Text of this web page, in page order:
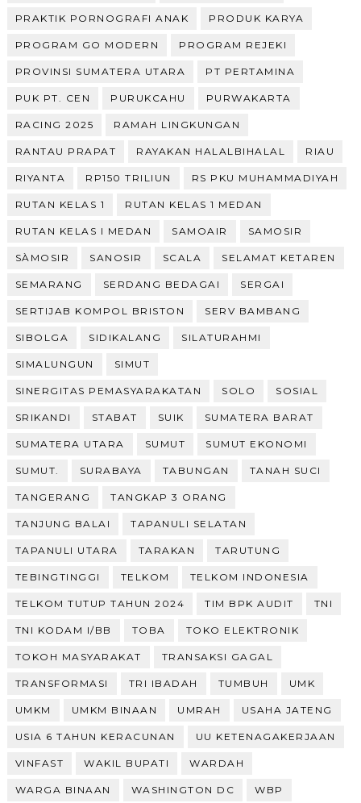
PRAKTIK PORNOGRAFI ANAK PRODUK KARYA
PROGRAM GO MODERN PROGRAM REJEKI
PROVINSI SUMATERA UTARA PT PERTAMINA
PUK PT. CEN PURUKCAHU PURWAKARTA
RACING 2025 RAMAH LINGKUNGAN
RANTAU PRAPAT RAYAKAN HALALBIHALAL RIAU
RIYANTA RP150 TRILIUN RS PKU MUHAMMADIYAH
RUTAN KELAS 1 RUTAN KELAS 1 MEDAN
RUTAN KELAS I MEDAN SAMOAIR SAMOSIR
SÀMOSIR SANOSIR SCALA SELAMAT KETAREN
SEMARANG SERDANG BEDAGAI SERGAI
SERTIJAB KOMPOL BRISTON SERV BAMBANG
SIBOLGA SIDIKALANG SILATURAHMI
SIMALUNGUN SIMUT
SINERGITAS PEMASYARAKATAN SOLO SOSIAL
SRIKANDI STABAT SUIK SUMATERA BARAT
SUMATERA UTARA SUMUT SUMUT EKONOMI
SUMUT. SURABAYA TABUNGAN TANAH SUCI
TANGERANG TANGKAP 3 ORANG
TANJUNG BALAI TAPANULI SELATAN
TAPANULI UTARA TARAKAN TARUTUNG
TEBINGTINGGI TELKOM TELKOM INDONESIA
TELKOM TUTUP TAHUN 2024 TIM BPK AUDIT TNI
TNI KODAM I/BB TOBA TOKO ELEKTRONIK
TOKOH MASYARAKAT TRANSAKSI GAGAL
TRANSFORMASI TRI IBADAH TUMBUH UMK
UMKM UMKM BINAAN UMRAH USAHA JATENG
USIA 6 TAHUN KERACUNAN UU KETENAGAKERJAAN
VINFAST WAKIL BUPATI WARDAH
WARGA BINAAN WASHINGTON DC WBP